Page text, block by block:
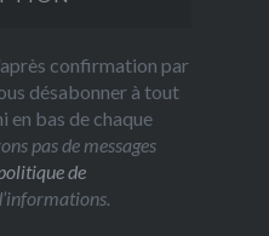
confirmation par
désabonner à tout
en bas de chaque
pas de messages
de